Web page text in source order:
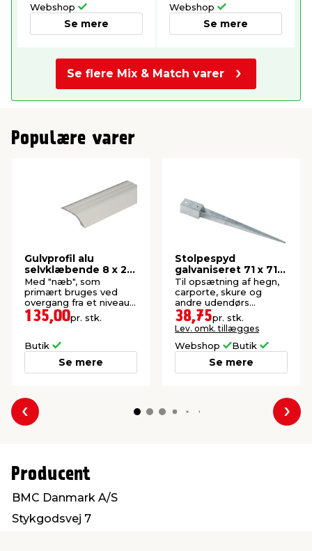
Webshop
Se mere
Webshop
Se mere
Se flere Mix & Match varer
Populære varer
Gulvprofil alu
selvklæbende 8 x 29
x 1800 mm
Med "næb", som
primært bruges ved
overgang fra et niveau
til et andet.
135,00pr. stk.
Butik
Se mere
Stolpespyd
galvaniseret 71 x 71 x
750 mm
Til opsætning af hegn,
carporte, skure og
andre udendørs
konstruktioner.
38,75pr. stk.
Lev. omk. tillægges
Webshop Butik
Se mere
Forrige
Producent
BMC Danmark A/S
Stykgodsvej 7